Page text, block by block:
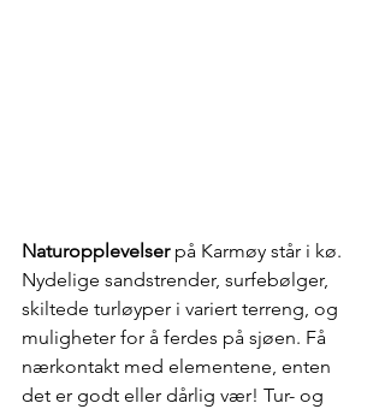
Naturopplevelser på Karmøy står i kø.
Nydelige sandstrender, surfebølger,
skiltede turløyper i variert terreng, og
muligheter for å ferdes på sjøen. Få
nærkontakt med elementene, enten
det er godt eller dårlig vær! Tur- og